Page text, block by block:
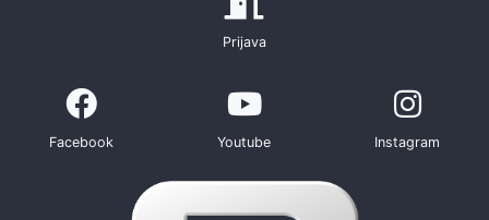
Prijava
Facebook Youtube Instagram